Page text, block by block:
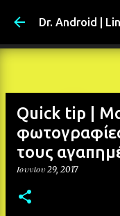
Dr. Android |
Quick tip |
τους
Ιουνίου 29, 2017